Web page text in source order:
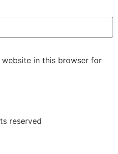
website in this browser for
reserved